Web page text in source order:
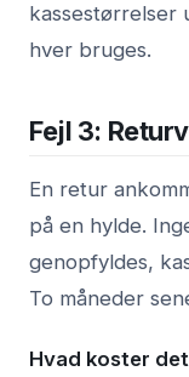
kassestørrelser
hver bruges.
Fejl 3:
En retur
på en hylde.
genopfyldes,
To måneder
Hvad koster